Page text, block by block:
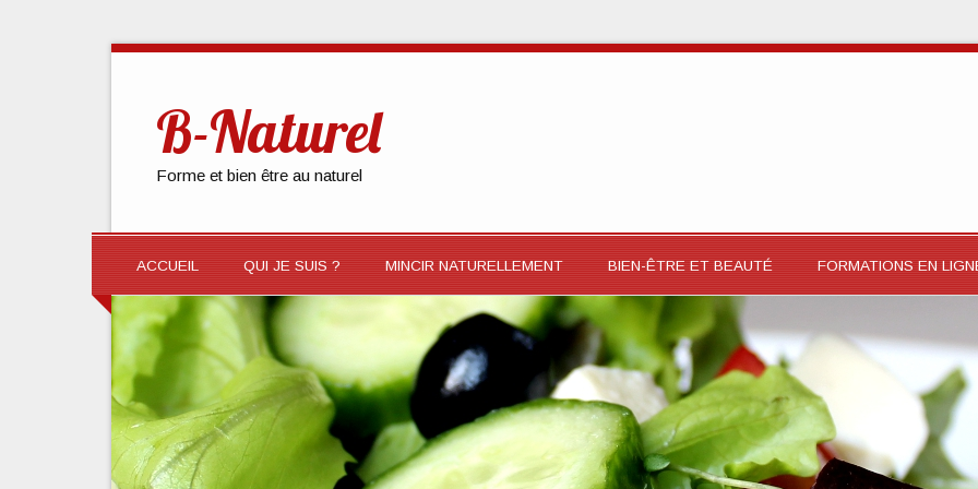
B-Naturel
Forme et bien être au naturel
ACCUEIL QUI JE SUIS ? MINCIR NATURELLEMENT BIEN-ÊTRE ET BEAUTÉ FORMATIONS EN